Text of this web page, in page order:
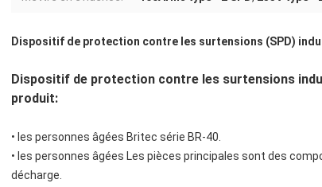
Dispositif de protection contre les surtensions (SPD)
Dispositif de protection contre les surtensions
produit:
• les personnes âgées Britec série BR-40.
• les personnes âgées Les pièces principales sont des
décharge.